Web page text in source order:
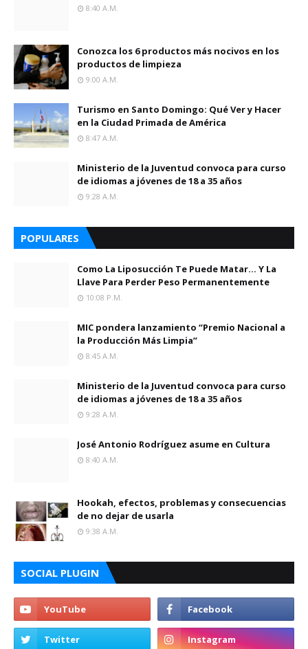
8:40 A.m.
Conozca los 6 productos más nocivos en los
productos de limpieza
9:00 A.m.
Turismo en Santo Domingo: Qué Ver y Hacer
en la Ciudad Primada de América
8:47 A.m.
Ministerio de la Juventud convoca para curso
de idiomas a jóvenes de 18 a 35 años
9:28 A.m.
POPULARES
Como La Liposucción Te Puede Matar… Y La
Llave Para Perder Peso Permanentemente
10:08 P.m.
MIC pondera lanzamiento “Premio Nacional a
la Producción Más Limpia”
8:45 A.m.
Ministerio de la Juventud convoca para curso
de idiomas a jóvenes de 18 a 35 años
9:28 A.m.
José Antonio Rodríguez asume en Cultura
8:40 A.m.
Hookah, efectos, problemas y consecuencias
de no dejar de usarla
9:38 A.m.
SOCIAL PLUGIN